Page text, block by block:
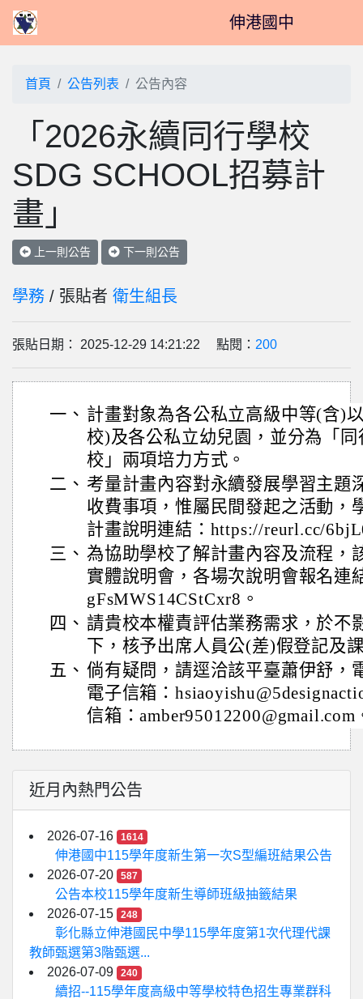
伸港國中
首頁 公告列表 公告內容
「2026永續同行學校
SDG SCHOOL招募計
畫」
上一則公告 下一則公告
學務 / 張貼者 衛生組長
張貼日期： 2025-12-29 14:21:22 點閱： 200
一、 計畫對象為各公私立高級中等(含)
校)及各公私立幼兒園，並分為「
校」兩項培力方式。
二、 考量計畫內容對永續發展學習主題
收費事項，惟屬民間發起之活動，
計畫說明連結：https://reurl.cc/
三、 為協助學校了解計畫內容及流程，
實體說明會，各場次說明會報名連
gFsMWS14CStCxr8。
四、 請貴校本權責評估業務需求，於不
下，核予出席人員公(差)假登記及
五、 倘有疑問，請逕洽該平臺蕭伊舒，
電子信箱：
信箱：amber95012200@gmail.com
近月內熱門公告
2026-07-16 1614
伸港國中115學年度新生第一次S型編班結果公告
2026-07-20
587
公告本校115學年度新生導師班級抽籤結果
2026-07-15
248
彰化縣立伸港國民中學115學年度第1次代理代課
教師甄選第3階甄選...
2026-07-09
240
續招--115學年度高級中等學校特色招生專業群科